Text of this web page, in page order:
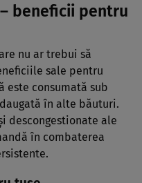
beneficii pentru
nu ar trebui să
sale pentru
este consumată sub
în alte băuturi.
descongestionate ale
în combaterea